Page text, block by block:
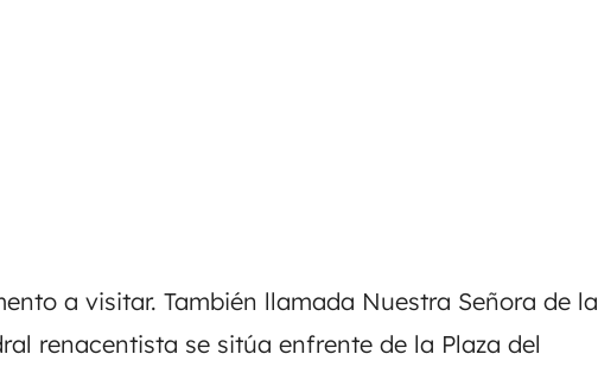
a visitar. También llamada Nuestra Señora de la
renacentista se sitúa enfrente de la Plaza del